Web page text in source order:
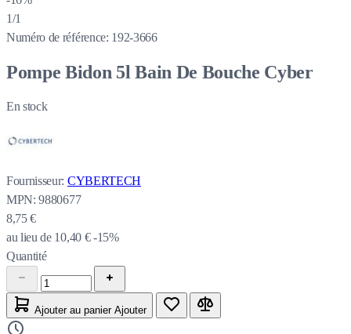
1/1
Numéro de référence: 192-3666
Pompe Bidon 5l Bain De Bouche Cyber
En stock
Fournisseur: CYBERTECH
MPN: 9880677
8,75 €
au lieu de 10,40 € -15%
Quantité
Ajouter au panier Ajouter